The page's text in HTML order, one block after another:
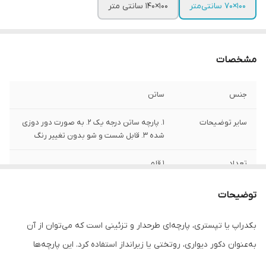
100×70 سانتی‌متر
100×140 سانتی متر
مشخصات
جنس ساتن
سایر توضیحات
1. پارچه ساتن درجه یک 2. به صورت دور دوزی
شده 3. قابل شست و شو بدون تغییر رنگ
تعداد 1 قلم
توضیحات
بکدراپ یا تپستری، پارچه‌ای طرحدار و تزئینی است که می‌توان از آن
به‌عنوان دکور دیواری، روتختی یا زیرانداز استفاده کرد. این پارچه‌ها